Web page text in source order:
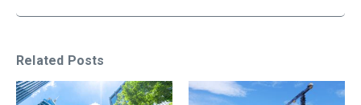
Related Posts